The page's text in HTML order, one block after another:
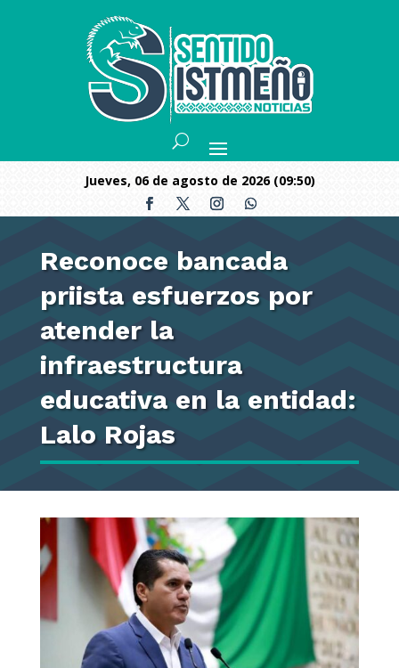
jueves, 06 de agosto de 2026 (09:50)
Reconoce bancada
priista esfuerzos por
atender la
infraestructura
educativa en la entidad:
Lalo Rojas